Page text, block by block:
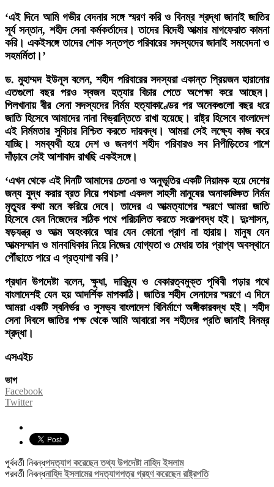
‘এই দিনে আমি গভীর বেদনার সঙ্গে স্মরণ করি ও বিনম্র শ্রদ্ধা জানাই জাতির
সূর্য সন্তান, শহীদ সেনা কর্মকর্তাদের। তাদের বিদেহী আত্মার মাগফেরাত কামনা
করি। একইসঙ্গে তাদের শোক সন্তপ্ত পরিবারের সদস্যদের জানাই সমবেদনা ও
সহমর্মিতা।’
ড. মুহাম্মদ ইউনূস বলেন, শহীদ পরিবারের সদস্যরা একান্ত প্রিয়জন হারানোর
এতগুলো বছর পরও স্বজন হত্যার বিচার পেতে অপেক্ষা করে আছেন।
পিলখানায় বীর সেনা সদস্যদের নির্মম হত্যাকাণ্ডের পর অনেকগুলো বছর ধরে
জাতি হিসেবে আমাদের নানা বিভ্রান্তিতে রাখা হয়েছে। রাষ্ট্র হিসেবে বাংলাদেশ
এই নির্মমতার সুবিচার নিশ্চিত করতে দায়বদ্ধ। আমরা সেই লক্ষ্যে কাজ করে
যাচ্ছি। সমব্যথী হয়ে দেশ ও জনগণ শহীদ পরিবারও সব নিপীড়িতের পাশে
দাঁড়াবে সেই আশাবাদ রাখছি একইসঙ্গে।
‘এখন থেকে এই দিনটি আমাদের চেতনা ও অনুভূতির একটি নিয়ামক হয়ে দেশের
জন্য যুদ্ধ করার ব্রত নিয়ে পথচলা একদল সাহসী মানুষের অনাকাঙ্ক্ষিত নির্মম
মৃত্যুর কথা মনে করিয়ে দেবে। তাদের এ আত্মত্যাগের স্মরণে আমরা জাতি
হিসেবে যেন নিজেদের সঠিক পথে পরিচালিত করতে সংকল্পবদ্ধ হই। দুঃশাসন,
ষড়যন্ত্র ও আত্ম অহংকারে আর যেন কোনো প্রাণ না হারায়। মানুষ যেন
আত্মসম্মান ও মানবাধিকার নিয়ে নিজের যোগ্যতা ও মেধায় তার প্রাপ্য অবস্থানে
পৌঁছাতে পারে এ প্রত্যাশা করি।’
প্রধান উপদেষ্টা বলেন, ক্ষুধা, দারিদ্র্য ও বেকারত্বমুক্ত পৃথিবী পড়ার পথে
বাংলাদেশই যেন হয় আদর্শিক মাপকাঠি। জাতির শহীদ সেনাদের স্মরণে এ দিনে
আমরা একটি স্বনির্ভর ও সুসভ্য বাংলাদেশ বিনির্মাণে অঙ্গীকারবদ্ধ হই। শহীদ
সেনা দিবসে জাতির পক্ষ থেকে আমি আবারো সব শহীদের প্রতি জানাই বিনম্র
শ্রদ্ধা।
এসএইচ
ভাগ
Facebook
Twitter
পূর্ববর্তী নিবন্ধপদত্যাগ করেছেন তথ্য উপদেষ্টা নাহিদ ইসলাম
পরবর্তী নিবন্ধনাহিদ ইসলামের পদত্যাগপত্র গ্রহণ করেছেন রাষ্ট্রপতি